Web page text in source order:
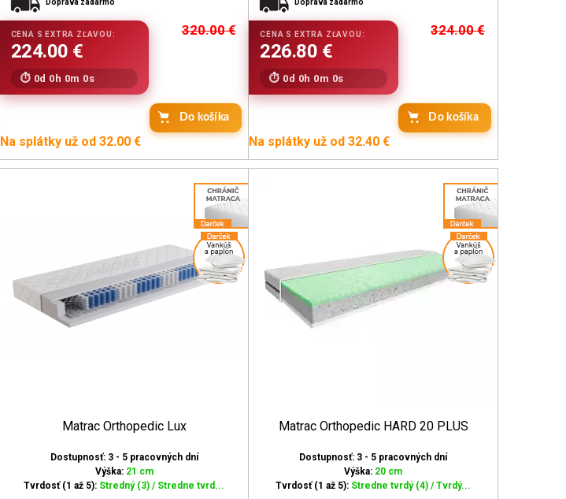
Doprava zadarmo
320.00€
0d 0h 0m 0s
Do košíka
Na splátky už od 32.00 €
Doprava zadarmo
324.00€
0d 0h 0m 0s
Do košíka
Na splátky už od 32.40 €
Matrac Orthopedic Lux
Dostupnosť: 3 - 5 pracovných dní
Výška: 21 cm
Tvrdosť (1 až 5): Stredný (3) / Stredne tvrd...
Matrac Orthopedic HARD 20 PLUS
Dostupnosť: 3 - 5 pracovných dní
Výška: 20 cm
Tvrdosť (1 až 5): Stredne tvrdý (4) / Tvrdý...